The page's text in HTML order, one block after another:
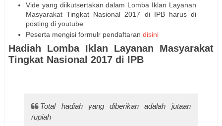
Vide yang diikutsertakan dalam Lomba Iklan Layanan
Masyarakat Tingkat Nasional 2017 di IPB harus di
posting di youtube
Peserta mengisi formulr pendaftaran disini
Hadiah Lomba Iklan Layanan Masyarakat
Tingkat Nasional 2017 di IPB
Total hadiah yang diberikan adalah jutaan
rupiah